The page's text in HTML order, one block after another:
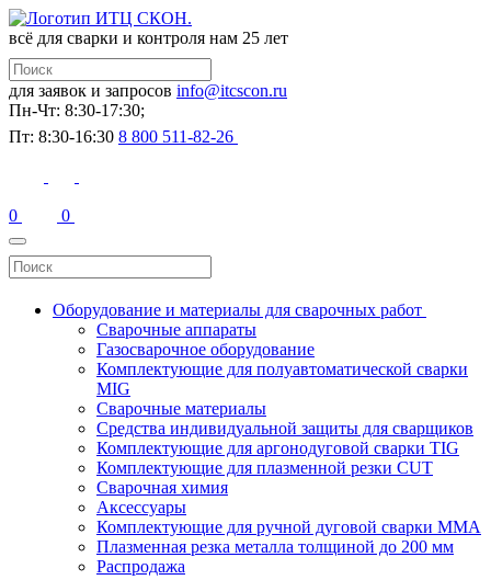
всё для сварки и контроля нам 25 лет
для заявок и запросов info@itcscon.ru
Пн-Чт: 8:30-17:30;
Пт: 8:30-16:30 8 800 511-82-26
0 0
Оборудование и материалы для сварочных работ
Сварочные аппараты
Газосварочное оборудование
Комплектующие для полуавтоматической сварки
MIG
Сварочные материалы
Средства индивидуальной защиты для сварщиков
Комплектующие для аргонодуговой сварки TIG
Комплектующие для плазменной резки CUT
Сварочная химия
Аксессуары
Комплектующие для ручной дуговой сварки MMA
Плазменная резка металла толщиной до 200 мм
Распродажа